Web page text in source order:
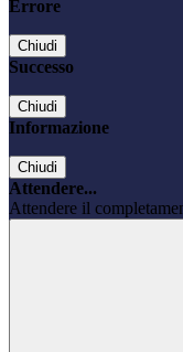
Errore
Chiudi
Successo
Chiudi
Informazione
Chiudi
Attendere...
Attendere il